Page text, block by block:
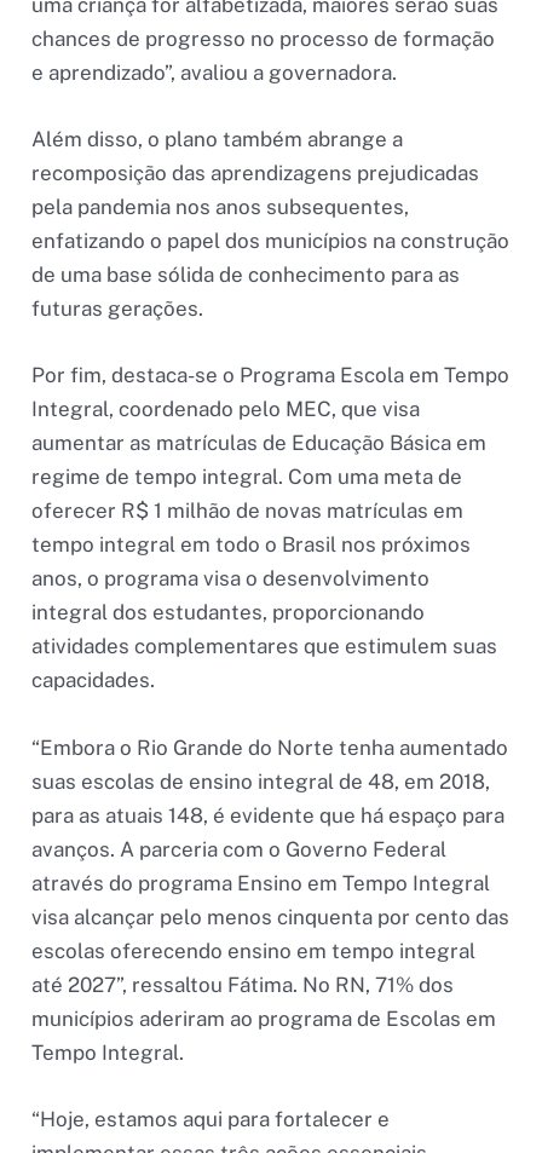
uma criança for alfabetizada, maiores serão suas
chances de progresso no processo de formação
e aprendizado”, avaliou a governadora.
Além disso, o plano também abrange a
recomposição das aprendizagens prejudicadas
pela pandemia nos anos subsequentes,
enfatizando o papel dos municípios na construção
de uma base sólida de conhecimento para as
futuras gerações.
Por fim, destaca-se o Programa Escola em Tempo
Integral, coordenado pelo MEC, que visa
aumentar as matrículas de Educação Básica em
regime de tempo integral. Com uma meta de
oferecer R$ 1 milhão de novas matrículas em
tempo integral em todo o Brasil nos próximos
anos, o programa visa o desenvolvimento
integral dos estudantes, proporcionando
atividades complementares que estimulem suas
capacidades.
“Embora o Rio Grande do Norte tenha aumentado
suas escolas de ensino integral de 48, em 2018,
para as atuais 148, é evidente que há espaço para
avanços. A parceria com o Governo Federal
através do programa Ensino em Tempo Integral
visa alcançar pelo menos cinquenta por cento das
escolas oferecendo ensino em tempo integral
até 2027”, ressaltou Fátima. No RN, 71% dos
municípios aderiram ao programa de Escolas em
Tempo Integral.
“Hoje, estamos aqui para fortalecer e